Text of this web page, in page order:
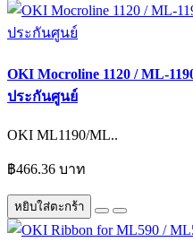
OKI Mocroline 1120 / ML-
ประกันศูนย์
OKI ML1190/ML..
฿466.36 บาท
หยิบใส่ตะกร้า